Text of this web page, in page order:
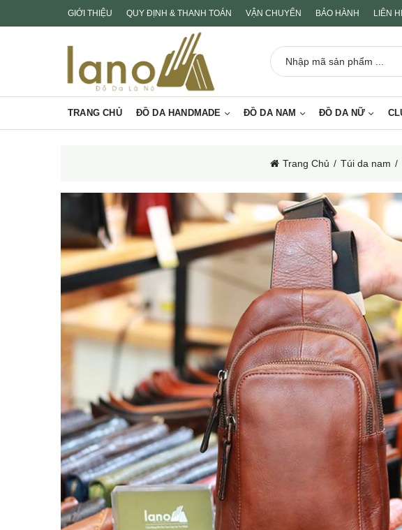
GIỚI THIỆU QUY ĐỊNH & THANH TOÁN VẬN CHUYỂN BẢO HÀNH LIÊN
TRANG CHỦ ĐỒ DA HANDMADE ĐỒ DA NAM ĐỒ DA NỮ
Trang Chủ Túi da nam